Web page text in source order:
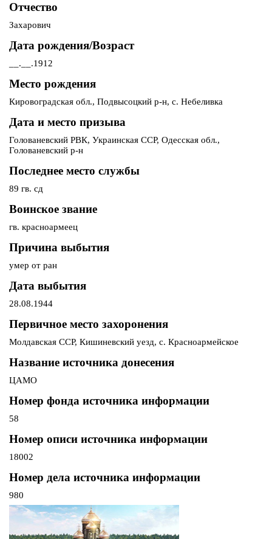
Отчество
Захарович
Дата рождения/Возраст
__.__.1912
Место рождения
Кировоградская обл., Подвысоцкий р-н, с. Небеливка
Дата и место призыва
Голованевский РВК, Украинская ССР, Одесская обл.,
Голованевский р-н
Последнее место службы
89 гв. сд
Воинское звание
гв. красноармеец
Причина выбытия
умер от ран
Дата выбытия
28.08.1944
Первичное место захоронения
Молдавская ССР, Кишиневский уезд, с. Красноармейское
Название источника донесения
ЦАМО
Номер фонда источника информации
58
Номер описи источника информации
18002
Номер дела источника информации
980